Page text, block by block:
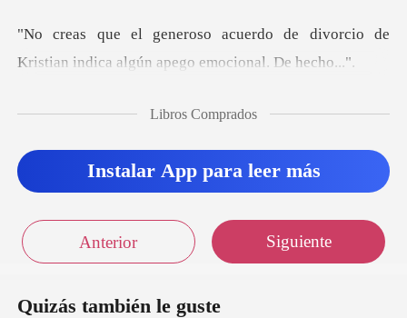
Salir
de divorcio de
Kristian indica alg
na oleada de fur
Libros Comprados
Instalar App para leer más
Anterior Siguiente
Quizás también le guste